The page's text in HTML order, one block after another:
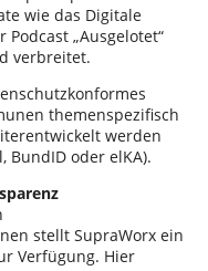
wie das Digitale
„Ausgelotet“
verbreitet.
themenspezifisch
werden
BundID oder elKA).
stellt SupraWorx ein
Verfügung. Hier